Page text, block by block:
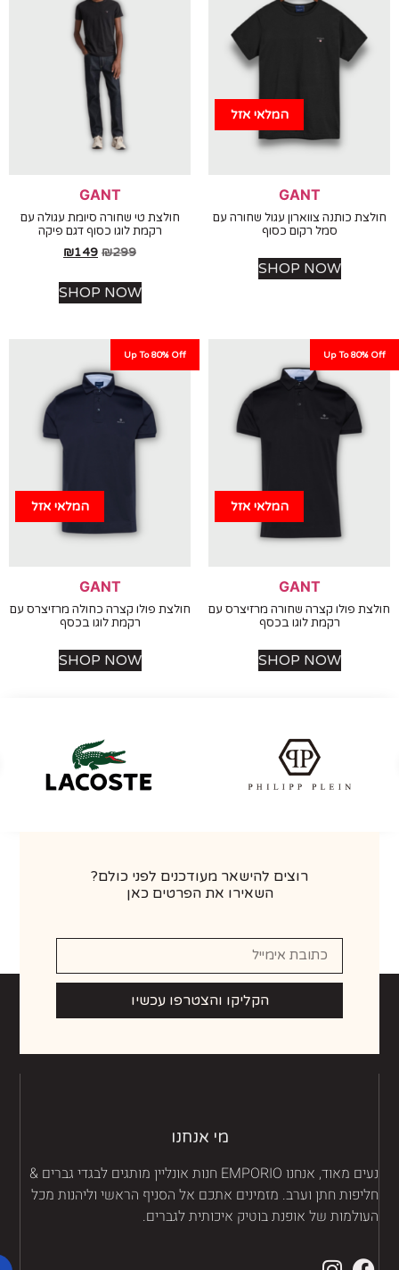
המלאי אזל
GANT
כותנה צווארון עגול שחורה עם
סמל רקום כסוף
SHOP NOW
GANT
חולצת טי שחורה סיומת עגולה עם
רקמת לוגו כסוף דגם פיקה
₪
₪149
SHOP NOW
Up To
המלאי אזל
GANT
פולו קצרה שחורה מרזיצרס עם
רקמת לוגו בכסף
SHOP NOW
Up To 80% Off
המלאי אזל
GANT
חולצת פולו קצרה כחולה מרזיצרס עם
רקמת לוגו בכסף
SHOP NOW
רוצים להישאר מעודכנים לפני כולם?
השאירו את הפרטים כאן
הקליקו והצטרפו עכשיו
מי אנחנו
נעים מאוד, אנחנו EMPORIO חנות אונליין מותגים לבגדי גברים &
חתן וערב. מזמינים אתכם אל הסניף הראשי וליהנות מכל
של אופנת בוטיק איכותית לגברים.